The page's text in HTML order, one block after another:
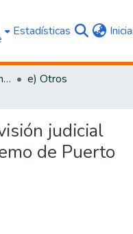
Estadísticas
1. Reforma a la Justicia Penal
e) Otros
judicial
de Puerto